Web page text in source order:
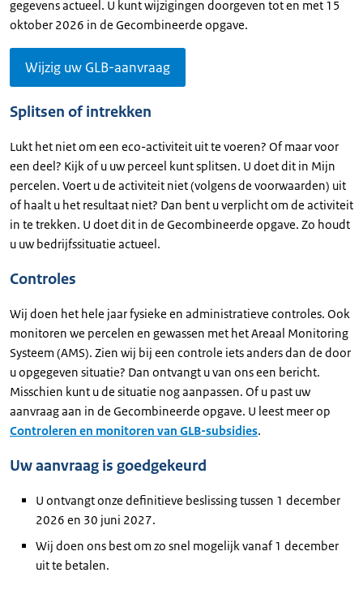
gegevens actueel. U kunt wijzigingen doorgeven tot en met 15
oktober 2026 in de Gecombineerde opgave.
Wijzig uw GLB-aanvraag
Splitsen of intrekken
Lukt het niet om een eco-activiteit uit te voeren? Of maar voor
een deel? Kijk of u uw perceel kunt splitsen. U doet dit in Mijn
percelen. Voert u de activiteit niet (volgens de voorwaarden) uit
of haalt u het resultaat niet? Dan bent u verplicht om de activiteit
in te trekken. U doet dit in de Gecombineerde opgave. Zo houdt
u uw bedrijfssituatie actueel.
Controles
Wij doen het hele jaar fysieke en administratieve controles. Ook
monitoren we percelen en gewassen met het Areaal Monitoring
Systeem (AMS). Zien wij bij een controle iets anders dan de door
u opgegeven situatie? Dan ontvangt u van ons een bericht.
Misschien kunt u de situatie nog aanpassen. Of u past uw
aanvraag aan in de Gecombineerde opgave. U leest meer op
Controleren en monitoren van GLB-subsidies.
Uw aanvraag is goedgekeurd
U ontvangt onze definitieve beslissing tussen 1 december
2026 en 30 juni 2027.
Wij doen ons best om zo snel mogelijk vanaf 1 december
uit te betalen.